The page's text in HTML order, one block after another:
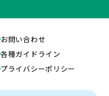
お問い合わせ
各種ガイドライン
プライバシーポリシー